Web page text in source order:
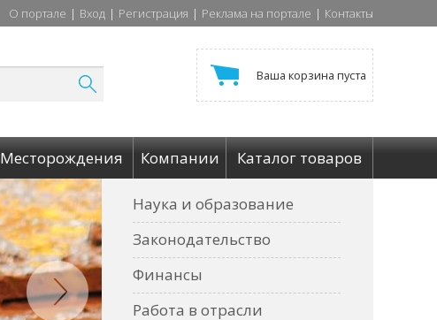
О портале | Вход | Регистрация | Реклама на портале | Контакты
Ваша корзина пуста
Месторождения Компании Каталог товаров
Наука и образование
Законодательство
Финансы
Работа в отрасли